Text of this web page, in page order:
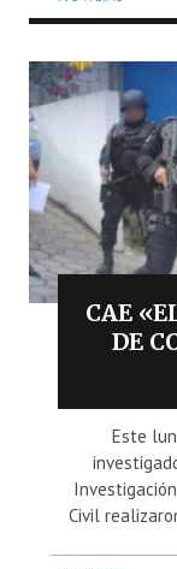
CAE
DE
Este
Civil